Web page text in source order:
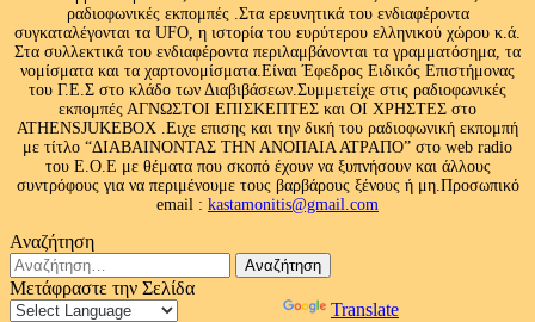
ραδιοφωνικές εκπομπές .Στα ερευνητικά του ενδιαφέροντα
συγκαταλέγονται τα UFO, η ιστορία του ευρύτερου ελληνικού χώρου κ.ά.
Στα συλλεκτικά του ενδιαφέροντα περιλαμβάνονται τα γραμματόσημα, τα
νομίσματα και τα χαρτονομίσματα.Είναι Έφεδρος Ειδικός Επιστήμονας
του Γ.Ε.Σ στο κλάδο των Διαβιβάσεων.Συμμετείχε στις ραδιοφωνικές
εκπομπές ΑΓΝΩΣΤΟΙ ΕΠΙΣΚΕΠΤΕΣ και ΟΙ ΧΡΗΣΤΕΣ στο
ATHENSJUKEBOX .Ειχε επισης και την δική του ραδιοφωνική εκπομπή
με τίτλο “ΔΙΑΒΑΙΝΟΝΤΑΣ ΤΗΝ ΑΝΟΠΑΙΑ ΑΤΡΑΠΟ” στο web radio
του Ε.Ο.Ε με θέματα που σκοπό έχουν να ξυπνήσουν και άλλους
συντρόφους για να περιμένουμε τους βαρβάρους ξένους ή μη.Προσωπικό
email : kastamonitis@gmail.com
Αναζήτηση
Αναζήτηση
για:
Μετάφραστε την Σελίδα
Translate